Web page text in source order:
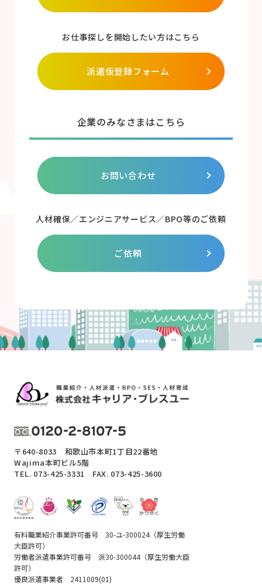
お仕事探しを開始したい方はこちら
派遣仮登録フォーム
企業のみなさまはこちら
お問い合わせ
人材確保／エンジニアサービス／BPO等のご依頼
ご依頼
〒640-8033 和歌山市本町1丁目22番地
Wajima本町ビル5階
TEL. 073-425-3331 FAX. 073-425-3600
有料職業紹介事業許可番号 30-ユ-300024（厚生労働
大臣許可）
労働者派遣事業許可番号 派30-300044（厚生労働大臣
許可）
優良派遣事業者 2411009(01)